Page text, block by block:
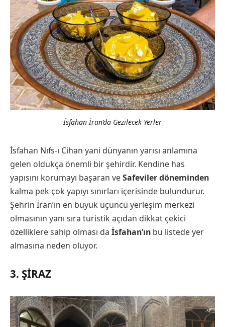
İsfahan İran’da Gezilecek Yerler
İsfahan Nıfs-ı Cihan yani dünyanın yarısı anlamına
gelen oldukça önemli bir şehirdir. Kendine has
yapısını korumayı başaran veSafeviler döneminden
kalma pek çok yapıyı sınırları içerisinde bulundurur.
Şehrin İran’ın en büyük üçüncü yerleşim merkezi
olmasının yanı sıra turistik açıdan dikkat çekici
özelliklere sahip olması da İsfahan’ın bu listede yer
almasına neden oluyor.
3. ŞIRAZ